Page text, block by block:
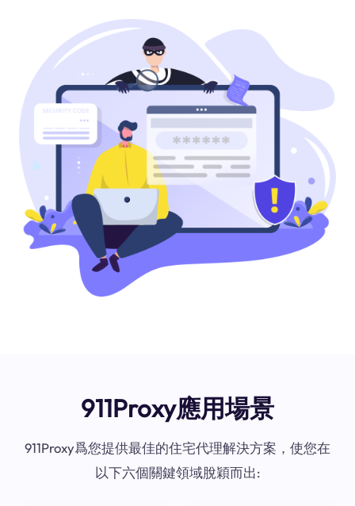
911Proxy應用場景
911Proxy爲您提供最佳的住宅代理解決方案，使您在
以下六個關鍵領域脫穎而出: